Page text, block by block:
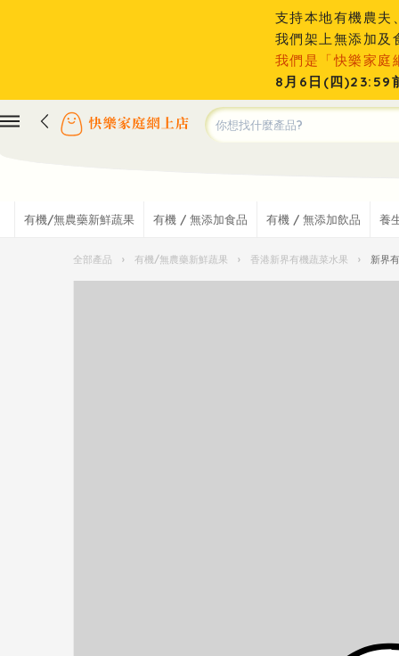
支持本地有機農夫
我們架上無添加及
我們是「快樂家庭
8月6日(四)23:59
有機/無農藥新鮮蔬果 有機 / 無添加食品 有機 / 無添加飲品 養
全部產品 › 有機/無農藥新鮮蔬果 › 香港新界有機蔬菜水果 › 新界